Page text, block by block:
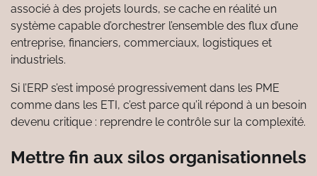
associé à des projets lourds, se cache en réalité un
système capable d’orchestrer l’ensemble des flux d’une
entreprise, financiers, commerciaux, logistiques et
industriels.
Si l’ERP s’est imposé progressivement dans les PME
comme dans les ETI, c’est parce qu’il répond à un besoin
devenu critique : reprendre le contrôle sur la complexité.
Mettre fin aux silos organisationnels